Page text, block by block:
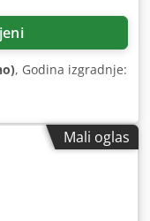
, Godina izgradnje:
Mali oglas